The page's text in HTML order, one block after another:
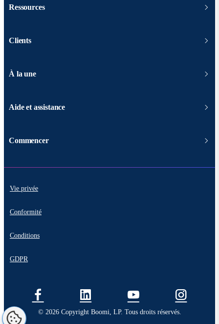
Ressources
Clients
À la une
Aide et assistance
Commencer
Vie privée
Conformité
Conditions
GDPR
© 2026 Copyright Boomi, LP. Tous droits réservés.